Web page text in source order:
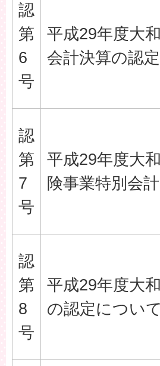
認
第
6
号
平成29年度大
会計決算の認
認
第
7
号
平成29年度大
険事業特別会
認
第
8
号
平成29年度大
の認定について